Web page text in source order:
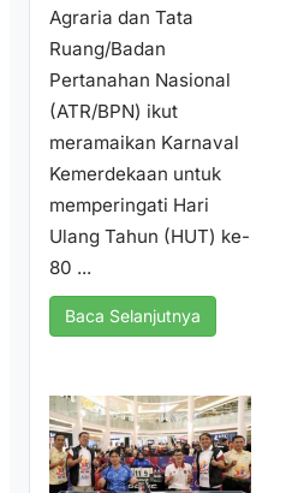
Agraria dan Tata
Ruang/Badan
Pertanahan Nasional
(ATR/BPN) ikut
meramaikan Karnaval
Kemerdekaan untuk
memperingati Hari
Ulang Tahun (HUT) ke-
80 ...
Baca Selanjutnya